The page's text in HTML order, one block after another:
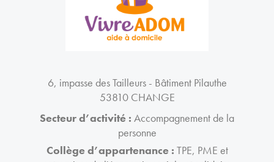
6, impasse des Tailleurs - Bâtiment Pilauthe
53810 CHANGE
Secteur d’activité : Accompagnement de la
personne
Collège d’appartenance : TPE, PME et